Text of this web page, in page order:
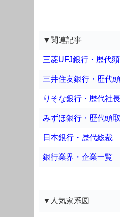
▼関連記事
三菱UFJ銀行・歴代
三井住友銀行・歴代
りそな銀行・歴代社長
みずほ銀行・歴代頭取
日本銀行・歴代総裁
銀行業界・企業一覧
▼人気家系図